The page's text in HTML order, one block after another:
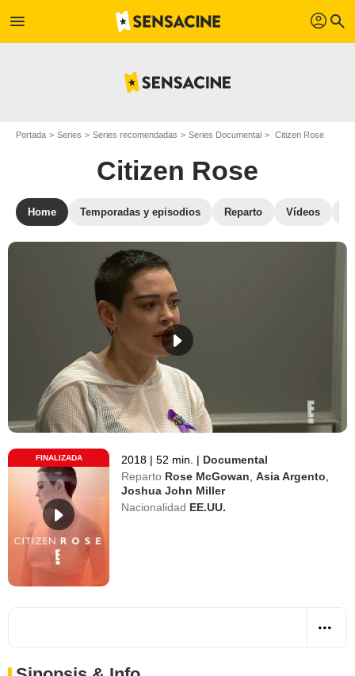
menu profil search
Portada Series Series recomendadas Series Documental Citizen Rose
Citizen Rose
Home Temporadas y episodios Reparto Vídeos
FINALIZADA 2018 | 52 min. | Documental
Reparto Rose McGowan ,Asia Argento
Joshua John Miller
Nacionalidad EE.UU.